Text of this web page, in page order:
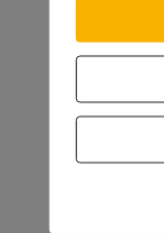
Neueste
Halle: Erhöhung
Orgacid-
Halle: